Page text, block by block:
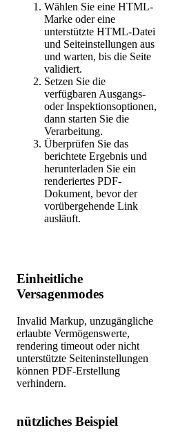
Wählen Sie eine HTML-
Marke oder eine
unterstützte HTML-Datei
und Seiteinstellungen aus
und warten, bis die Seite
validiert.
Setzen Sie die
verfügbaren Ausgangs-
oder Inspektionsoptionen,
dann starten Sie die
Verarbeitung.
Überprüfen Sie das
berichtete Ergebnis und
herunterladen Sie ein
renderiertes PDF-
Dokument, bevor der
vorübergehende Link
ausläuft.
Einheitliche
Versagenmodes
Invalid Markup, unzugängliche
erlaubte Vermögenswerte,
rendering timeout oder nicht
unterstützte Seiteninstellungen
können PDF-Erstellung
verhindern.
nützliches Beispiel